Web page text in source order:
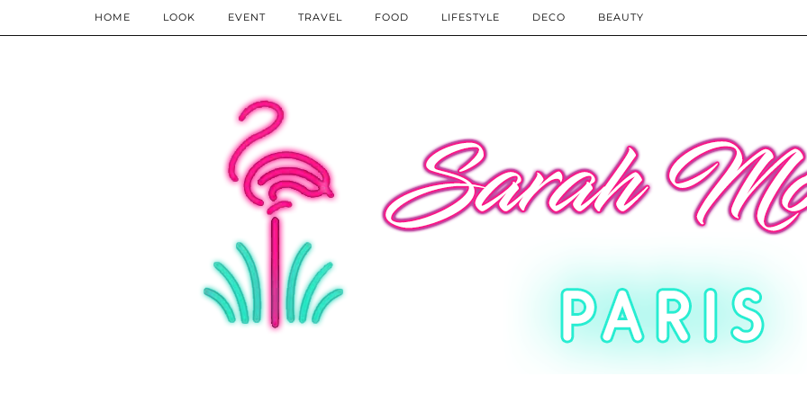
HOME LOOK EVENT TRAVEL FOOD LIFESTYLE DECO BEAUTY